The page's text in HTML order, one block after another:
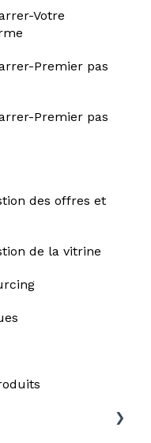
Votre
Premier pas
Premier pas
des offres et
de la vitrine